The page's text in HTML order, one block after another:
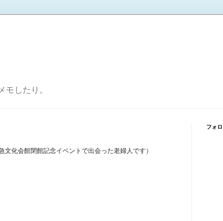
モしたり。
文化会館閉館記念イベントで出会った老婦人です）
フォ